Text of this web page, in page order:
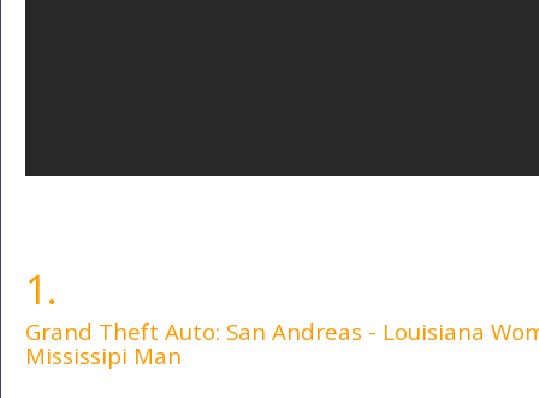
1.
Grand Theft Auto: San Andreas - Louisiana
Mississipi Man